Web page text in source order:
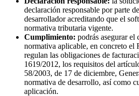
declaración responsable por parte
desarrollador acreditando que el
normativa tributaria vigente.
Cumplimiento: podrás asegurar el
normativa aplicable, en concreto el
regulan las obligaciones de
1619/2012, los requisitos del
58/2003, de 17 de diciembre,
normativa de desarrollo, así como
aplicación.